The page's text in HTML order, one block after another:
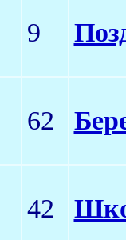
9
62
42